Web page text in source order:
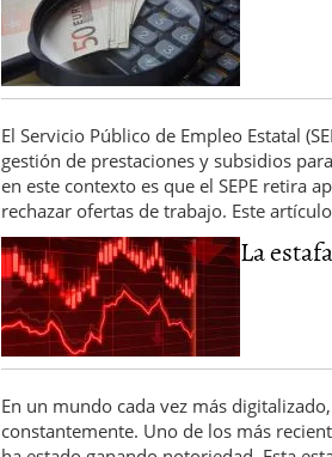
El Servicio Público de Empleo Estatal
gestión de prestaciones y subsidios
en este contexto es que el SEPE retira
rechazar ofertas de trabajo. Este
La
En un mundo cada vez más
constantemente. Uno de los más